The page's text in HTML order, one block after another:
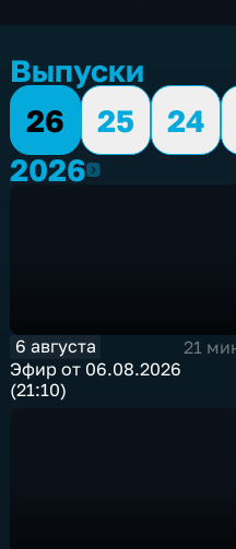
Выпуски
26
25 24
20262026
6 августа
21
Эфир от 06.08.2026
(21:10)